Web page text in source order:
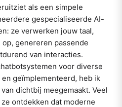
als een simpele
gespecialiseerde AI-
ze verwerken jouw taal,
genereren passende
van interacties.
voor diverse
geïmplementeerd, heb ik
dichtbij meegemaakt. Veel
ontdekken dat moderne